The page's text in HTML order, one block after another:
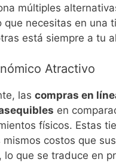
múltiples
que necesitas en una
está siempre a tu
Atractivo
las compras en
en
físicos. Estas
costos que
lo que se traduce en